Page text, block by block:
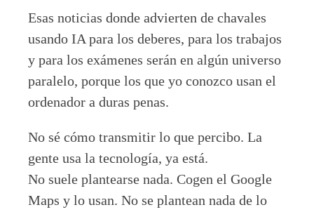
Esas noticias donde advierten de chavales
usando IA para los deberes, para los trabajos
y para los exámenes serán en algún universo
paralelo, porque los que yo conozco usan el
ordenador a duras penas.
No sé cómo transmitir lo que percibo. La
gente usa la tecnología, ya está.
No suele plantearse nada. Cogen el Google
Maps y lo usan. No se plantean nada de lo